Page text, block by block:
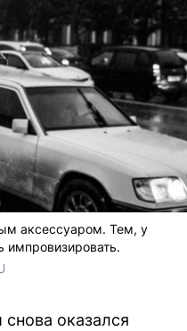
аксессуаром. Тем, у
импровизировать.
оказался